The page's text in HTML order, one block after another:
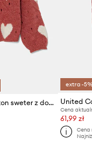
United Colors of Benetton sweter z domieszką wełny dziecięcy
extra -
Cena
61,99 zł
Cena